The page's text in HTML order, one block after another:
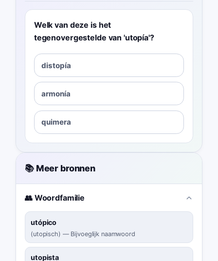
Welk van deze is het
tegenovergestelde van 'utopía'?
distopía
armonía
quimera
📚 Meer bronnen
👥 Woordfamilie
utópico
(utopisch) — Bijvoeglijk naamwoord
utopista